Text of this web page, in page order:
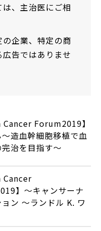
、主治医にご相
企業、特定の商
告ではありませ
Cancer Forum2019】
造血幹細胞移植で血
治を目指す〜
Cancer
】〜キャンサーナ
ョン ～ランドル K. ワ